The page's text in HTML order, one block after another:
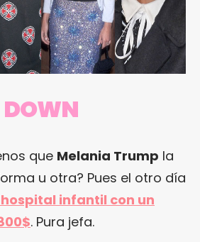
DOWN
que Melania Trump la
u otra? Pues el otro día
infantil con un
. Pura jefa.